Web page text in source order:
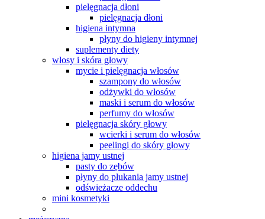
pielęgnacja dłoni
pielęgnacja dłoni
higiena intymna
płyny do higieny intymnej
suplementy diety
włosy i skóra głowy
mycie i pielęgnacja włosów
szampony do włosów
odżywki do włosów
maski i serum do włosów
perfumy do włosów
pielęgnacja skóry głowy
wcierki i serum do włosów
peelingi do skóry głowy
higiena jamy ustnej
pasty do zębów
płyny do płukania jamy ustnej
odświeżacze oddechu
mini kosmetyki